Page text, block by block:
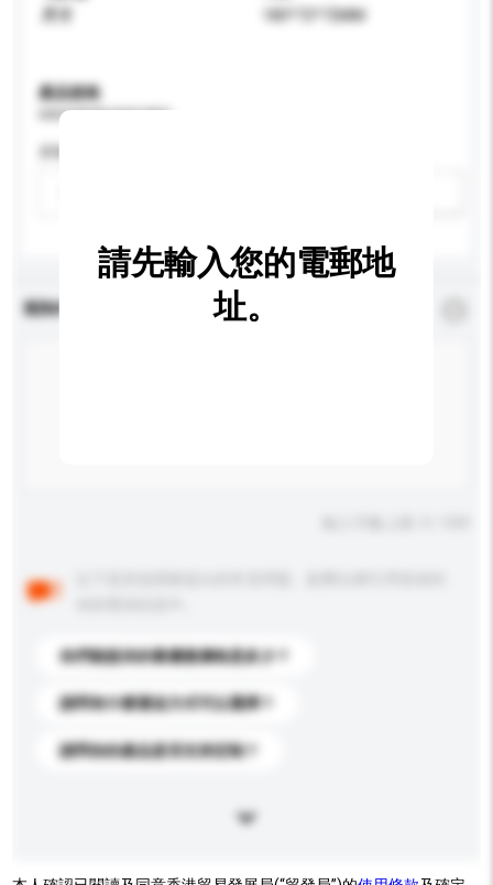
180*72*72MM
產品規格
請提供您對產品的特定要求。
查詢內容
你們能提供的最優惠價格是多少？
請問有什麼運送方式可以選擇？
請問你的產品是否支持定制？
請先輸入您的電郵地
址。